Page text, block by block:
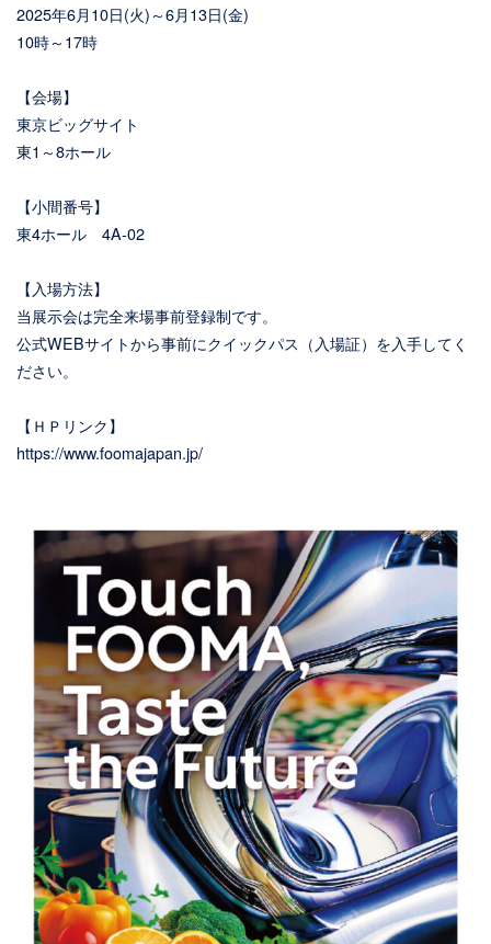
2025年6月10日(火)～6月13日(金)
10時～17時
【会場】
東京ビッグサイト
東1～8ホール
【小間番号】
東4ホール 4A-02
【入場方法】
当展示会は完全来場事前登録制です。
公式WEBサイトから事前にクイックパス（入場証）を入手してく
ださい。
【ＨＰリンク】
https://www.foomajapan.jp/